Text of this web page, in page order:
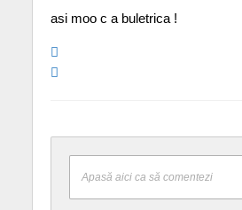
asi moo c a buletrica !
Apasă aici ca să comentezi